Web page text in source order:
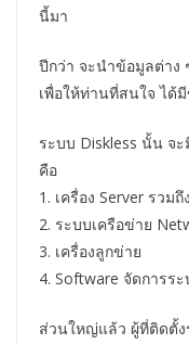
นี้มา
ปีกว่า จะนำข้อมูลต่าง
เพื่อให้ท่านที่สนใจ ไ
ระบบ Diskless นั้น จ
คือ
1. เครื่อง Server รวม
2. ระบบเครือข่าย
3. เครื่องลูกข่าย
4. Software จัดการร
ส่วนใหญ่แล้ว ผู้ที่ติดตั้